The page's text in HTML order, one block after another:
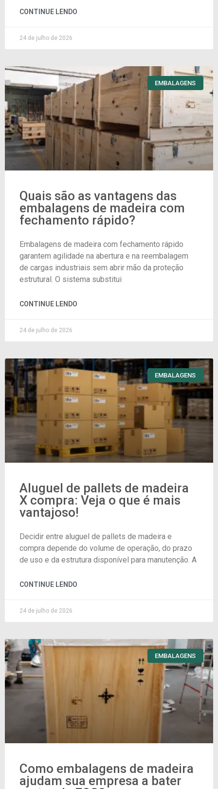
CONTINUE LENDO
24 de julho de 2026
EMBALAGENS
Quais são as vantagens das
embalagens de madeira com
fechamento rápido?
Embalagens de madeira com fechamento rápido
garantem agilidade na abertura e na reembalagem
de cargas industriais sem abrir mão da proteção
estrutural. O sistema substitui
CONTINUE LENDO
24 de julho de 2026
EMBALAGENS
Aluguel de pallets de madeira
X compra: Veja o que é mais
vantajoso!
Decidir entre aluguel de pallets de madeira e
compra depende do volume de operação, do prazo
de uso e da estrutura disponível para manutenção. A
CONTINUE LENDO
24 de julho de 2026
EMBALAGENS
Como embalagens de madeira
ajudam sua empresa a bater